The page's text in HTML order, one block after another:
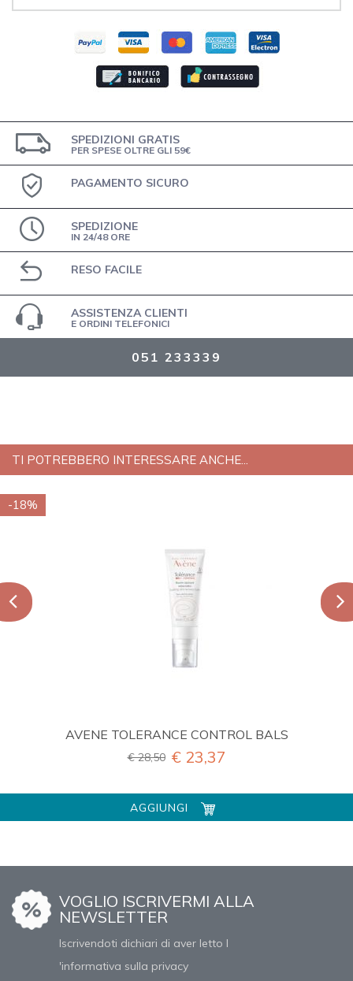
SPEDIZIONI GRATIS
PER SPESE OLTRE GLI 59€
PAGAMENTO SICURO
SPEDIZIONE
IN 24/48 ORE
RESO FACILE
ASSISTENZA CLIENTI
E ORDINI TELEFONICI
051 233339
TI POTREBBERO INTERESSARE ANCHE...
AVENE TOLERANCE CONTROL BALS
€ 28,50 € 23,37
-18%
AGGIUNGI
VOGLIO ISCRIVERMI ALLA
NEWSLETTER
Iscrivendoti dichiari di aver letto l
'informativa sulla privacy